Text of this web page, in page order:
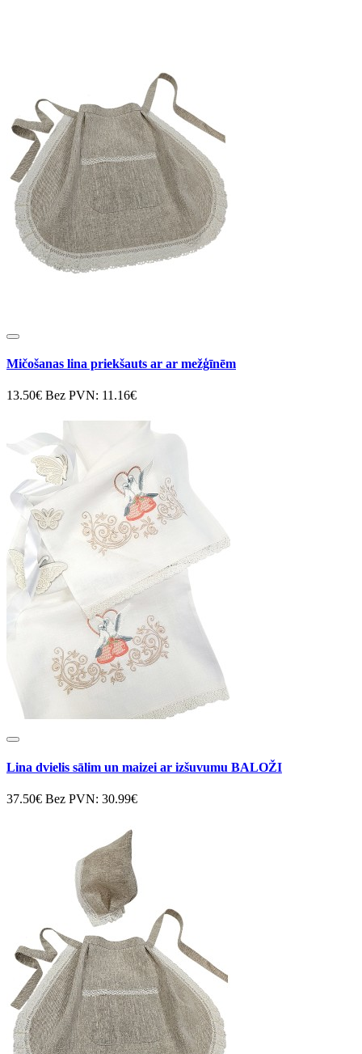
Mičošanas lina priekšauts ar ar mežģīnēm
13.50€ Bez PVN: 11.16€
Lina dvielis sālim un maizei ar izšuvumu BALOŽI
37.50€ Bez PVN: 30.99€